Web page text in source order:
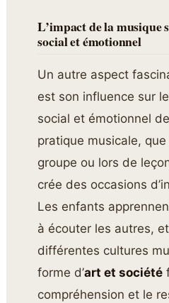
L’impact de la musique
social et émotionnel
Un autre aspect
est son influence sur
social et émotionnel
pratique musicale, que
groupe ou lors de
crée des occasions
Les enfants
à écouter les autres,
différentes cultures
forme d’art et société
compréhension et le